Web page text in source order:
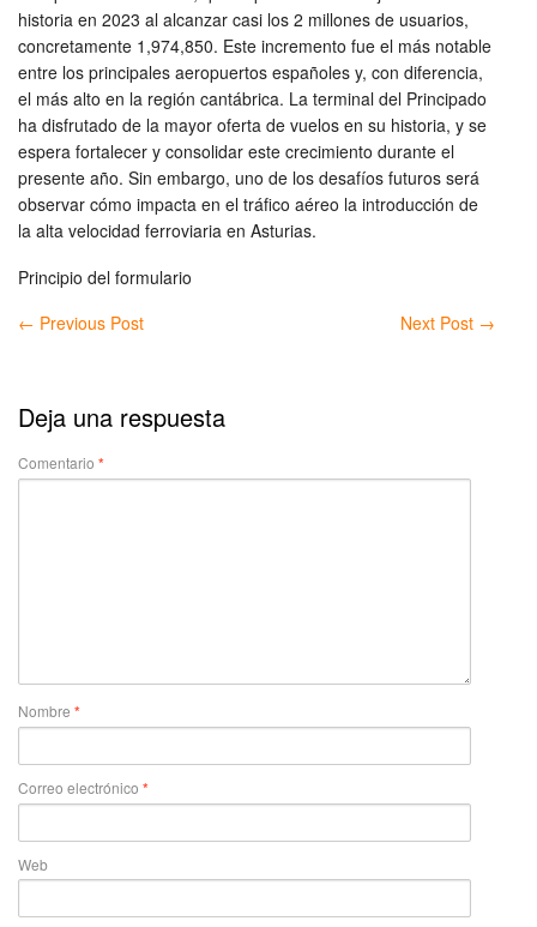
historia en 2023 al alcanzar casi los 2 millones de usuarios,
concretamente 1,974,850. Este incremento fue el más notable
entre los principales aeropuertos españoles y, con diferencia,
el más alto en la región cantábrica. La terminal del Principado
ha disfrutado de la mayor oferta de vuelos en su historia, y se
espera fortalecer y consolidar este crecimiento durante el
presente año. Sin embargo, uno de los desafíos futuros será
observar cómo impacta en el tráfico aéreo la introducción de
la alta velocidad ferroviaria en Asturias.
Principio del formulario
← Previous Post Next Post →
Deja una respuesta
Comentario *
Nombre *
Correo electrónico *
Web